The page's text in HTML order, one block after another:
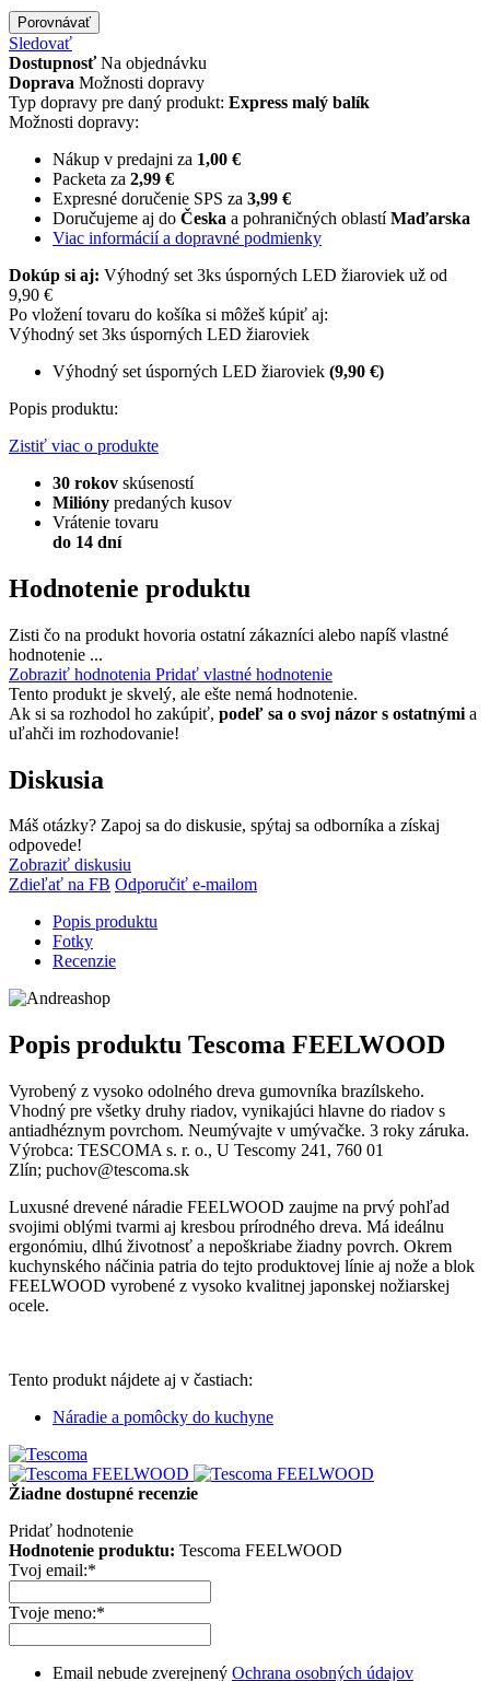
Porovnávať
Sledovať
Dostupnosť Na objednávku
Doprava Možnosti dopravy
Typ dopravy pre daný produkt: Express malý balík
Možnosti dopravy:
Nákup v predajni za 1,00 €
Packeta za 2,99 €
Expresné doručenie SPS za 3,99 €
Doručujeme aj do Česka a pohraničných oblastíMaďarska
Viac informácií a dopravné podmienky
Dokúp si aj: Výhodný set 3ks úsporných LED žiaroviek už od
9,90 €
Po vložení tovaru do košíka si môžeš kúpiť aj:
Výhodný set 3ks úsporných LED žiaroviek
Výhodný set úsporných LED žiaroviek (9,90 €)
Popis produktu:
Zistiť viac o produkte
30 rokov skúseností
Milióny predaných kusov
Vrátenie tovaru
do 14 dní
Hodnotenie produktu
Zisti čo na produkt hovoria ostatní zákazníci alebo napíš vlastné
hodnotenie ...
Zobraziť hodnotenia Pridať vlastné hodnotenie
Tento produkt je skvelý, ale ešte nemá hodnotenie.
Ak si sa rozhodol ho zakúpiť, podeľ sa o svoj názor s ostatnými a
uľahči im rozhodovanie!
Diskusia
Máš otázky? Zapoj sa do diskusie, spýtaj sa odborníka a získaj
odpovede!
Zobraziť diskusiu
Zdieľať na FB Odporučiť e-mailom
Popis produktu
Fotky
Recenzie
Popis produktu Tescoma FEELWOOD
Vyrobený z vysoko odolného dreva gumovníka brazílskeho.
Vhodný pre všetky druhy riadov, vynikajúci hlavne do riadov s
antiadhéznym povrchom. Neumývajte v umývačke. 3 roky záruka.
Výrobca: TESCOMA s. r. o., U Tescomy 241, 760 01
Zlín; puchov@tescoma.sk
Luxusné drevené náradie FEELWOOD zaujme na prvý pohľad
svojimi oblými tvarmi aj kresbou prírodného dreva. Má ideálnu
ergonómiu, dlhú životnosť a nepoškriabe žiadny povrch. Okrem
kuchynského náčinia patria do tejto produktovej línie aj nože a blok
FEELWOOD vyrobené z vysoko kvalitnej japonskej nožiarskej
ocele.
Tento produkt nájdete aj v častiach:
Náradie a pomôcky do kuchyne
Žiadne dostupné recenzie
Pridať hodnotenie
Hodnotenie produktu: Tescoma FEELWOOD
Tvoj email:*
Tvoje meno:*
Email nebude zverejnený Ochrana osobných údajov